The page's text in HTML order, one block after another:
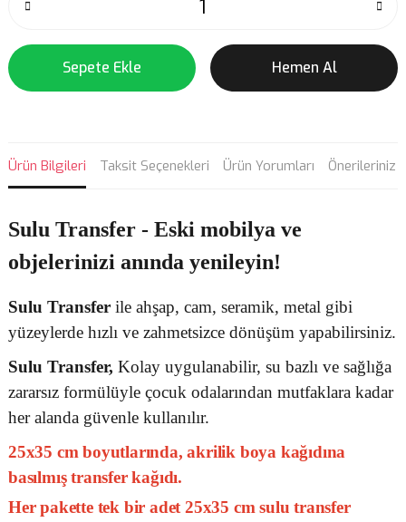
Sepete Ekle Hemen Al
Ürün Bilgileri Taksit Seçenekleri Ürün Yorumları Önerileriniz
Sulu Transfer - Eski mobilya ve
objelerinizi anında yenileyin!
Sulu Transfer ile ahşap, cam, seramik, metal gibi
yüzeylerde hızlı ve zahmetsizce dönüşüm yapabilirsiniz.
Sulu Transfer, Kolay uygulanabilir, su bazlı ve sağlığa
zararsız formülüyle çocuk odalarından mutfaklara kadar
her alanda güvenle kullanılır.
25x35 cm boyutlarında, akrilik boya kağıdına
basılmış transfer kağıdı.
Her pakette tek bir adet 25x35 cm sulu transfer